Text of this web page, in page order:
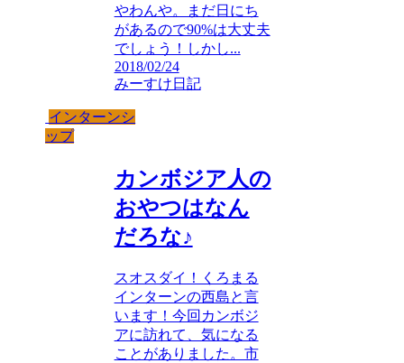
やわんや。まだ日にち
があるので90%は大丈夫
でしょう！しかし...
2018/02/24
みーすけ日記
インターンシ
ップ
カンボジア人の
おやつはなん
だろな♪
スオスダイ！くろまる
インターンの西島と言
います！今回カンボジ
アに訪れて、気になる
ことがありました。市